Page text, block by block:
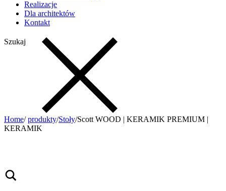
Realizacje
Dla architektów
Kontakt
Szukaj
Home/ produkty/Stoły/Scott WOOD | KERAMIK PREMIUM |
KERAMIK